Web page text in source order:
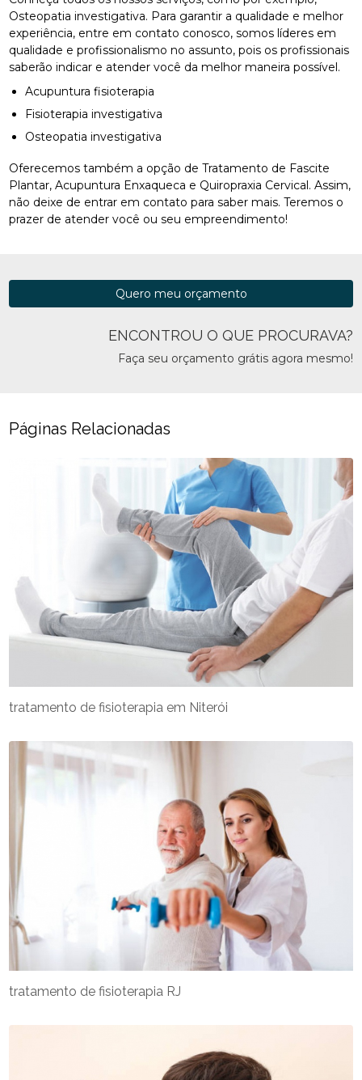
Osteopatia investigativa. Para garantir a qualidade e melhor
experiência, entre em contato conosco, somos líderes em
qualidade e profissionalismo no assunto, pois os profissionais
saberão indicar e atender você da melhor maneira possível.
Acupuntura fisioterapia
Fisioterapia investigativa
Osteopatia investigativa
Oferecemos também a opção de Tratamento de Fascite
Plantar, Acupuntura Enxaqueca e Quiropraxia Cervical. Assim,
não deixe de entrar em contato para saber mais. Teremos o
prazer de atender você ou seu empreendimento!
ENCONTROU O QUE PROCURAVA?
Faça seu orçamento grátis agora mesmo!
Quero meu orçamento
Páginas Relacionadas
tratamento de fisioterapia RJ
tratamento de fisioterapia em Niterói